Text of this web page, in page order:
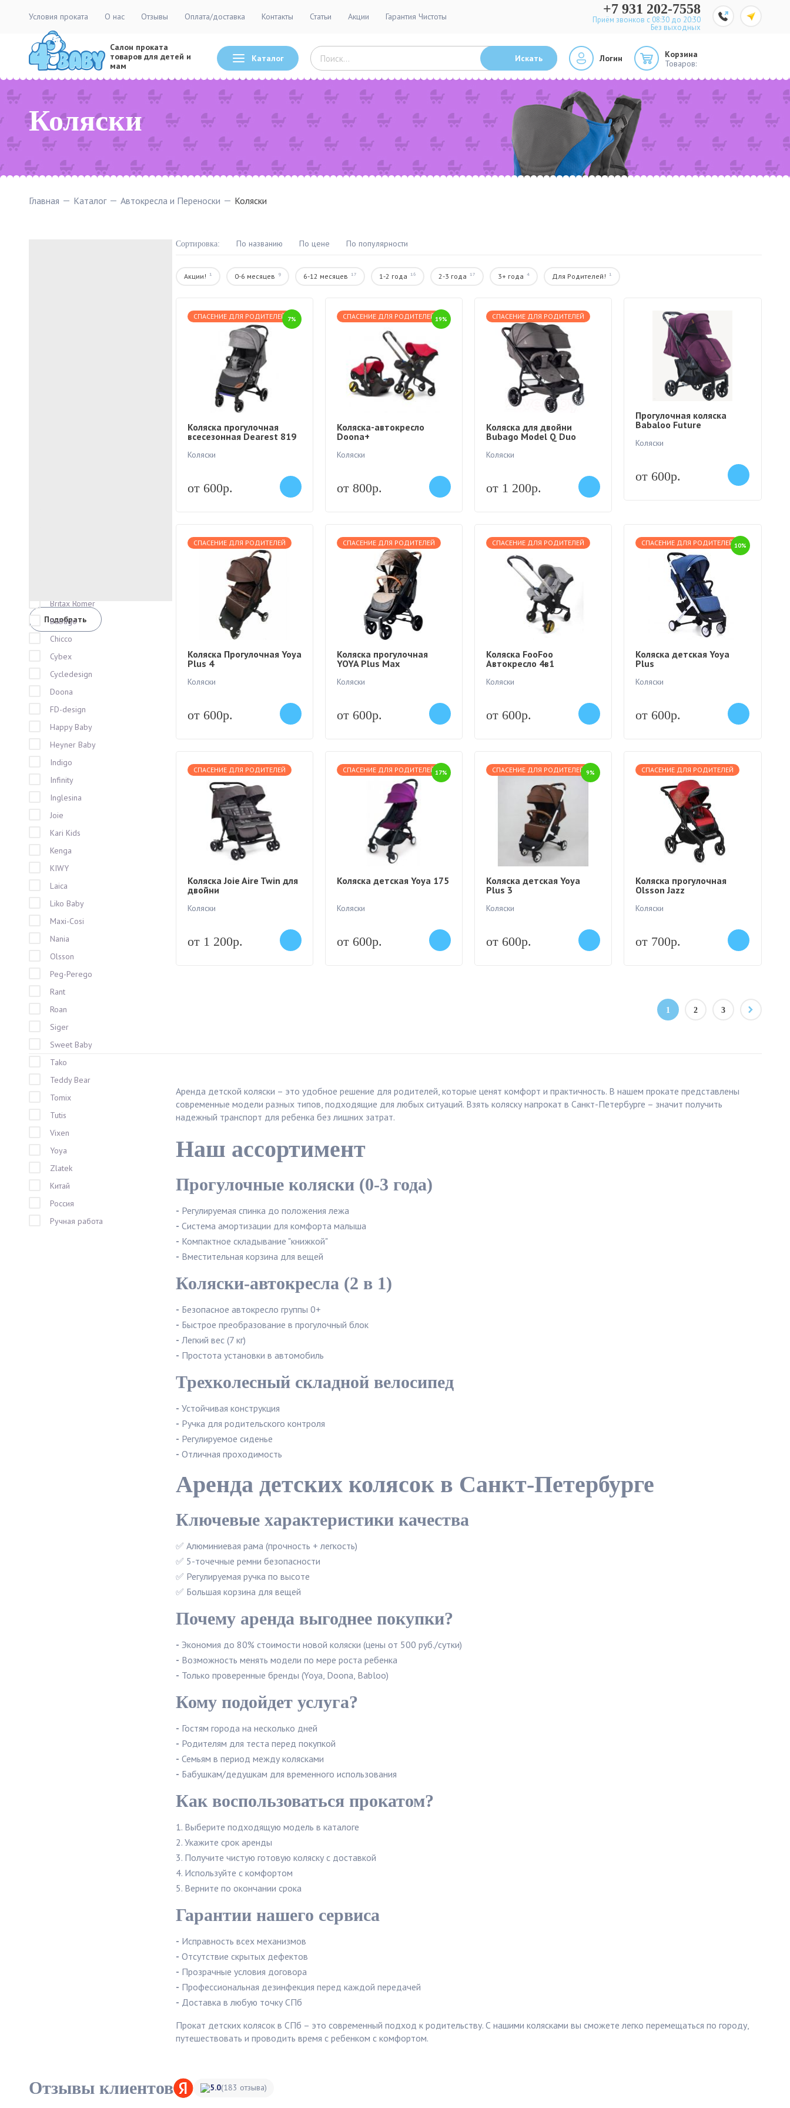
Условия проката О нас Отзывы Оплата/доставка Контакты Статьи Акции Гарантия Чистоты +7 931 202-7558
Приём звонков с 08:30 до 20:30
Без выходных
Салон проката
товаров для детей и
мам
Каталог Искать Логин
Корзина
Товаров:
Коляски
Главная Каталог Автокресла и Переноски Коляски
Britax Romer
Bubago
Chicco
Cybex
Cycledesign
Doona
FD-design
Happy Baby
Heyner Baby
Indigo
Infinity
Inglesina
Joie
Kari Kids
Kenga
KIWY
Laica
Liko Baby
Maxi-Cosi
Nania
Olsson
Peg-Perego
Rant
Roan
Siger
Sweet Baby
Tako
Teddy Bear
Tomix
Tutis
Vixen
Yoya
Zlatek
Китай
Россия
Ручная работа
Сортировка: По названию По цене По популярности
Акции! 1 0-6 месяцев 9 6-12 месяцев 17 1-2 года 16 2-3 года 17 3+ года 4 Для Родителей! 1
СПАСЕНИЕ ДЛЯ РОДИТЕЛЕЙ 7%
Коляска прогулочная
всесезонная Dearest 819
Коляски
от 600р.
СПАСЕНИЕ ДЛЯ РОДИТЕЛЕЙ19%
Коляска-автокресло
Doona+
Коляски
от 800р.
СПАСЕНИЕ ДЛЯ РОДИТЕЛЕЙ
Коляска для двойни
Bubago Model Q Duo
Коляски
от 1 200р.
Прогулочная коляска
Babaloo Future
Коляски
от 600р.
СПАСЕНИЕ ДЛЯ РОДИТЕЛЕЙ
Коляска Прогулочная Yoya
Plus 4
Коляски
от 600р.
СПАСЕНИЕ ДЛЯ РОДИТЕЛЕЙ
Коляска прогулочная
YOYA Plus Max
Коляски
от 600р.
СПАСЕНИЕ ДЛЯ РОДИТЕЛЕЙ
Коляска FooFoo
Автокресло 4в1
Коляски
от 600р.
СПАСЕНИЕ ДЛЯ РОДИТЕЛЕЙ10%
Коляска детская Yoya
Plus
Коляски
от 600р.
СПАСЕНИЕ ДЛЯ РОДИТЕЛЕЙ
Коляска Joie Aire Twin для
двойни
Коляски
от 1 200р.
СПАСЕНИЕ ДЛЯ РОДИТЕЛЕЙ17%
Коляска детская Yoya 175
Коляски
от 600р.
СПАСЕНИЕ ДЛЯ РОДИТЕЛЕЙ 9%
Коляска детская Yoya
Plus 3
Коляски
от 600р.
СПАСЕНИЕ ДЛЯ РОДИТЕЛЕЙ
Коляска прогулочная
Olsson Jazz
Коляски
от 700р.
1 2 3
Аренда детской коляски – это удобное решение для родителей, которые ценят комфорт и практичность. В нашем прокате представлены
современные модели разных типов, подходящие для любых ситуаций. Взять коляску напрокат в Санкт-Петербурге – значит получить
надежный транспорт для ребенка без лишних затрат.
Наш ассортимент
Прогулочные коляски (0-3 года)
- Регулируемая спинка до положения лежа
- Система амортизации для комфорта малыша
- Компактное складывание "книжкой"
- Вместительная корзина для вещей
Коляски-автокресла (2 в 1)
- Безопасное автокресло группы 0+
- Быстрое преобразование в прогулочный блок
- Легкий вес (7 кг)
- Простота установки в автомобиль
Трехколесный складной велосипед
- Устойчивая конструкция
- Ручка для родительского контроля
- Регулируемое сиденье
- Отличная проходимость
Аренда детских колясок в Санкт-Петербурге
Ключевые характеристики качества
✅ Алюминиевая рама (прочность + легкость)
✅ 5-точечные ремни безопасности
✅ Регулируемая ручка по высоте
✅ Большая корзина для вещей
Почему аренда выгоднее покупки?
- Экономия до 80% стоимости новой коляски (цены от 500 руб./сутки)
- Возможность менять модели по мере роста ребенка
- Только проверенные бренды (Yoya, Doona, Babloo)
Кому подойдет услуга?
- Гостям города на несколько дней
- Родителям для теста перед покупкой
- Семьям в период между колясками
- Бабушкам/дедушкам для временного использования
Как воспользоваться прокатом?
Выберите подходящую модель в каталоге
Укажите срок аренды
Получите чистую готовую коляску с доставкой
Используйте с комфортом
Верните по окончании срока
Гарантии нашего сервиса
- Исправность всех механизмов
- Отсутствие скрытых дефектов
- Прозрачные условия договора
- Профессиональная дезинфекция перед каждой передачей
- Доставка в любую точку СПб
Прокат детских колясок в СПб – это современный подход к родительству. С нашими колясками вы сможете легко перемещаться по городу,
путешествовать и проводить время с ребенком с комфортом.
Отзывы клиентов 5.0(183 отзыва)